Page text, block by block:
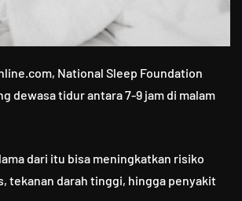
National Sleep Foundation
dewasa tidur antara 7-9 jam di malam
dari itu bisa meningkatkan risiko
tekanan darah tinggi, hingga penyakit